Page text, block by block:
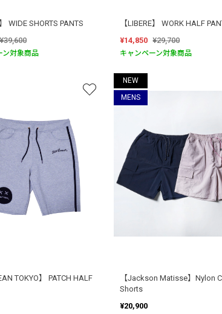
】 WIDE SHORTS PANTS
¥39,600
ン対象商品
【LIBERE】 WORK HALF
¥14,850 ¥29,700
キャンペーン対象商品
TOKYO】 PATCH HALF
NEW
MENS
【Jackson Matisse】Nylon
Shorts
¥20,900